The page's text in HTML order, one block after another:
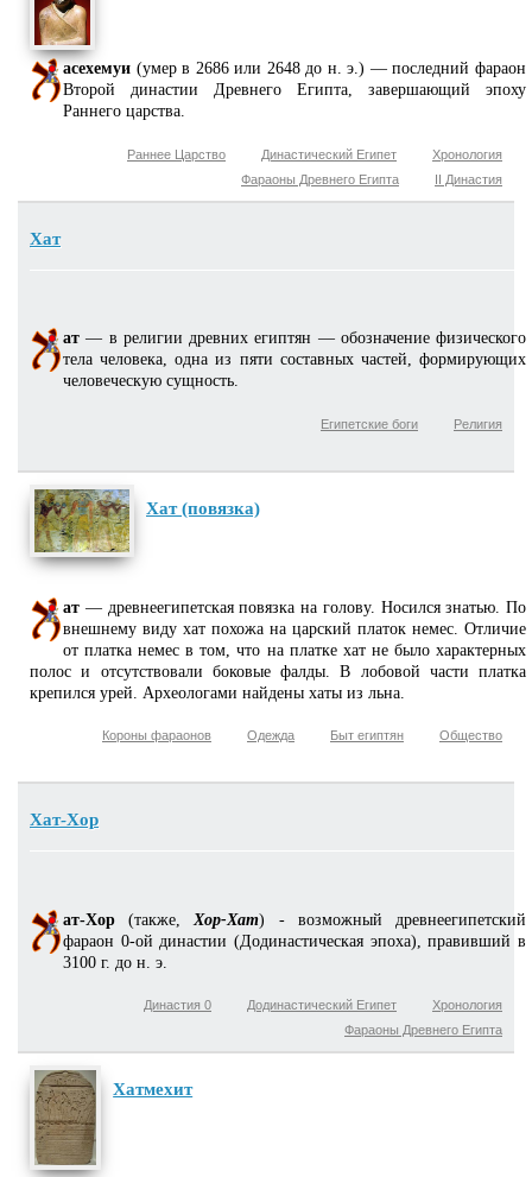
асехемуи (умер в 2686 или 2648 до н. э.) — последний фараон
Второй династии Древнего Египта, завершающий эпоху
Раннего царства.
Хронология
Династический Египет
Раннее Царство
II Династия
Фараоны Древнего Египта
Хат
ат — в религии древних египтян — обозначение физического
тела человека, одна из пяти составных частей, формирующих
человеческую сущность.
Религия
Египетские боги
Хат (повязка)
ат — древнеегипетская повязка на голову. Носился знатью. По
внешнему виду хат похожа на царский платок немес. Отличие
от платка немес в том, что на платке хат не было характерных
полос и отсутствовали боковые фалды. В лобовой части платка
крепился урей. Археологами найдены хаты из льна.
Общество
Быт египтян
Одежда
Короны фараонов
Хат-Хор
ат-Хор (также, Хор-Хат) - возможный древнеегипетский
фараон 0-ой династии (Додинастическая эпоха), правивший в
3100 г. до н. э.
Хронология
Додинастический Египет
Династия 0
Фараоны Древнего Египта
Хатмехит